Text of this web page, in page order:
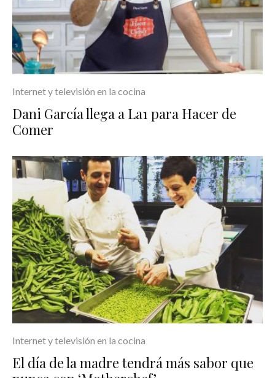
Internet y televisión en la cocina
Dani García llega a La1 para Hacer de
Comer
Internet y televisión en la cocina
El día de la madre tendrá más sabor que